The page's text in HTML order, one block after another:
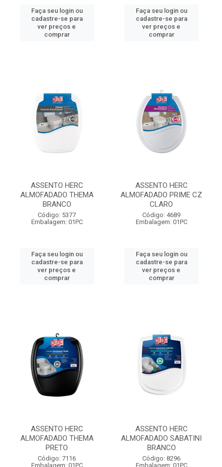
Faça seu login ou
cadastre-se para
ver preços e
comprar
Faça seu login ou
cadastre-se para
ver preços e
comprar
ASSENTO HERC
ALMOFADADO THEMA
BRANCO
Código: 5377
Embalagem: 01PC
Faça seu login ou
cadastre-se para
ver preços e
comprar
ASSENTO HERC
ALMOFADADO PRIME CZ
CLARO
Código: 4689
Embalagem: 01PC
Faça seu login ou
cadastre-se para
ver preços e
comprar
ASSENTO HERC
ALMOFADADO THEMA
PRETO
Código: 7116
Embalagem: 01PC
ASSENTO HERC
ALMOFADADO SABATINI
BRANCO
Código: 8296
Embalagem: 01PC